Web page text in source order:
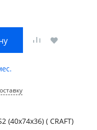
(40х74х36) ( CRAFT)